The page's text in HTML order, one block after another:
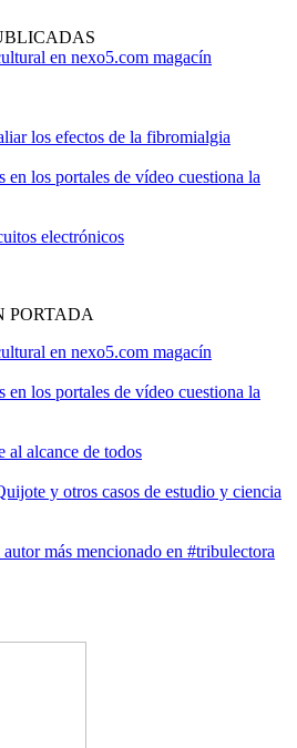
en nexo5.com magacín
los efectos de la fibromialgia
los portales de vídeo cuestiona la
electrónicos
PORTADA
en nexo5.com magacín
los portales de vídeo cuestiona la
al alcance de todos
y otros casos de estudio y ciencia
más mencionado en #tribulectora